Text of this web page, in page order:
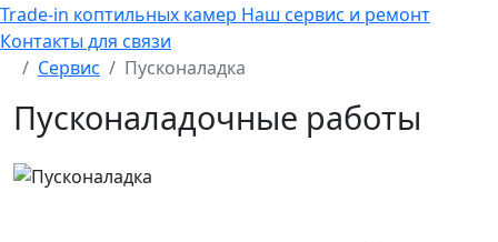
Trade-in коптильных камер Наш сервис и ремонт
Контакты для связи
Сервис
Пусконаладка
Пусконаладочные работы